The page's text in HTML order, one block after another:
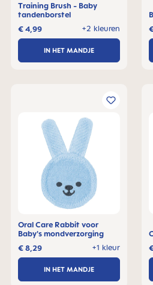
Training Brush - Baby
tandenborstel
+2 kleuren
€ 4,99
IN HET MANDJE
Oral Care Rabbit voor
Baby's mondverzorging
+1 kleur
€ 8,29
IN HET MANDJE